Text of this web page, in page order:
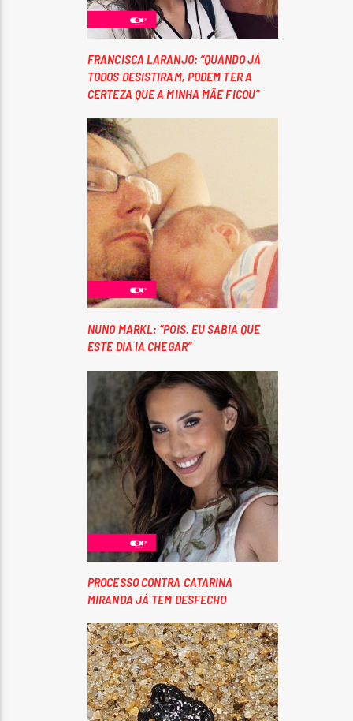
FRANCISCA LARANJO: “QUANDO JÁ
TODOS DESISTIRAM, PODEM TER A
CERTEZA QUE A MINHA MÃE FICOU”
NUNO MARKL: “POIS. EU SABIA QUE
ESTE DIA IA CHEGAR”
PROCESSO CONTRA CATARINA
MIRANDA JÁ TEM DESFECHO